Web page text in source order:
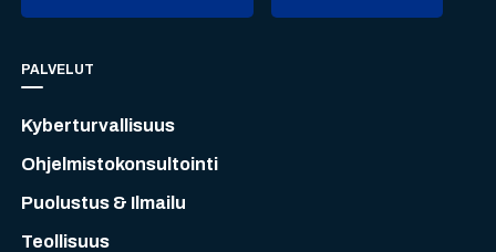
PALVELUT
Kyberturvallisuus
Ohjelmistokonsultointi
Puolustus & Ilmailu
Teollisuus